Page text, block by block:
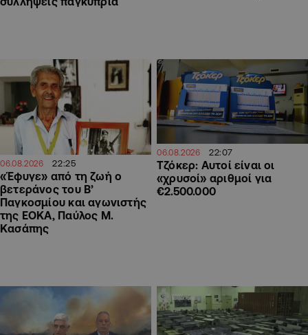
06.08.2026 22:25
«Έφυγε» από τη ζωή ο
βετεράνος του Β’
Παγκοσμίου και αγωνιστής
της ΕΟΚΑ, Παύλος Μ.
Κασάπης
06.08.2026 22:07
Τζόκερ: Αυτοί είναι οι
«χρυσοί» αριθμοί για
€2.500.000